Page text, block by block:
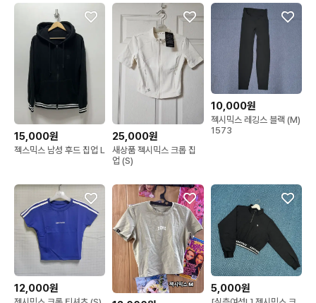
15,000원
젝스믹스 남성 후드 집업 L
25,000원
새상품 젝시믹스 크롭 집
업 (S)
10,000원
젝시믹스 레깅스 블랙 (M)
1573
12,000원 5,000원